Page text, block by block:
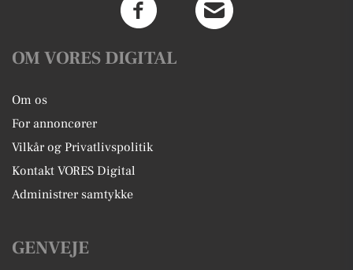
OM VORES DIGITAL
Om os
For annoncører
Vilkår og Privatlivspolitik
Kontakt VORES Digital
Administrer samtykke
GENVEJE